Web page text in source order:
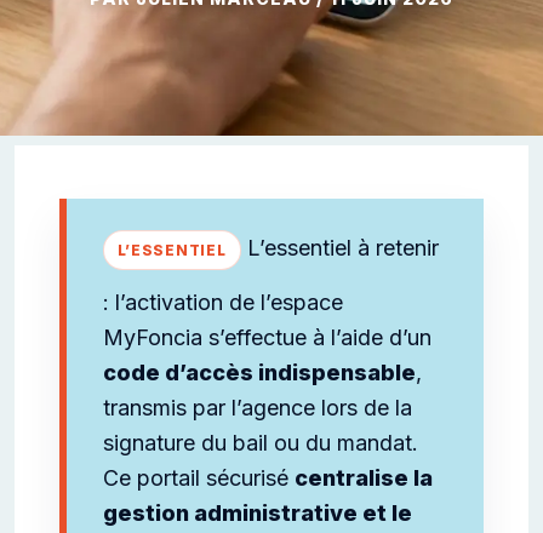
L’essentiel à retenir
: l’activation de l’espace
MyFoncia s’effectue à l’aide d’un
code d’accès indispensable,
transmis par l’agence lors de la
signature du bail ou du mandat.
Ce portail sécurisé centralise la
gestion administrative et le